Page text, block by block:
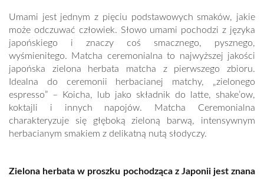
Umami jest jednym z pięciu podstawowych smaków, jakie
może odczuwać człowiek. Słowo umami pochodzi z języka
japońskiego i znaczy coś smacznego, pysznego,
wyśmienitego. Matcha ceremonialna to najwyższej jakości
japońska zielona herbata matcha z pierwszego zbioru.
Idealna do ceremonii herbacianej matchy, „zielonego
espresso” – Koicha, lub jako składnik do latte, shake’ow,
koktajli i innych napojów. Matcha Ceremonialna
charakteryzuje się głęboką zieloną barwą, intensywnym
herbacianym smakiem z delikatną nutą słodyczy.
Zielona herbata w proszku pochodząca z Japonii jest znana